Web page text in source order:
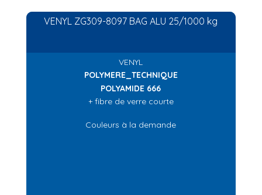
VENYL ZG309-8097 BAG ALU 25/1000 kg
VENYL
POLYMERE_TECHNIQUE
POLYAMIDE 666
+ fibre de verre courte
Couleurs à la demande